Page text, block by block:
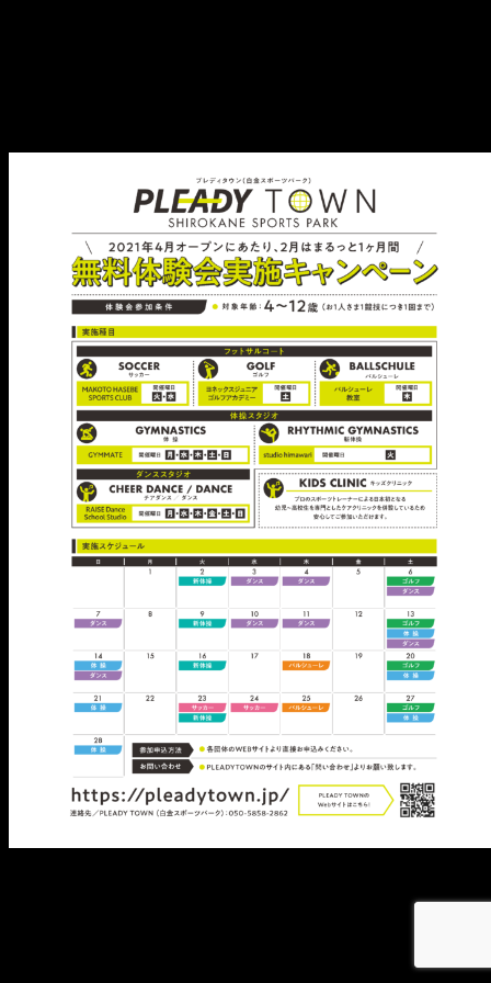
メ
イ
ン
コ
ン
テ
ン
ツ
へ
移
動